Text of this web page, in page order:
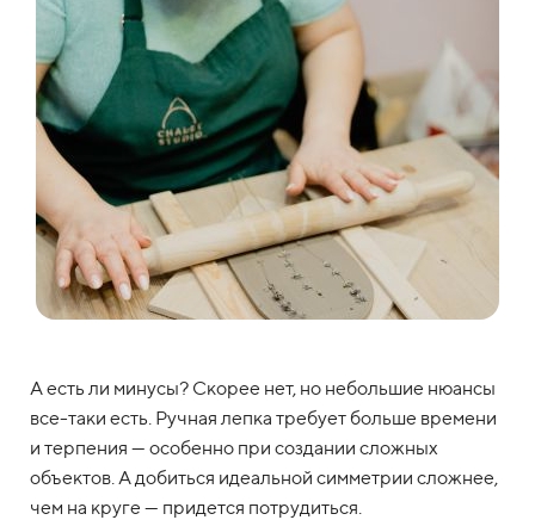
А есть ли минусы? Скорее нет, но небольшие нюансы
все-таки есть. Ручная лепка требует больше времени
и терпения — особенно при создании сложных
объектов. А добиться идеальной симметрии сложнее,
чем на круге — придется потрудиться.